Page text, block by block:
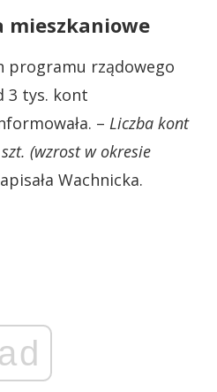
mieszkaniowe
programu rządowego
3 tys. kont
– Liczba kont
(wzrost w okresie
Wachnicka.
ad